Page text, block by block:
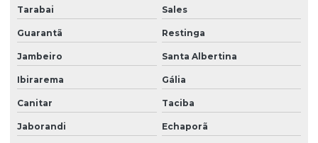
Tarabai Sales
Guarantã Restinga
Jambeiro Santa Albertina
Ibirarema Gália
Canitar Taciba
Jaborandi Echaporã